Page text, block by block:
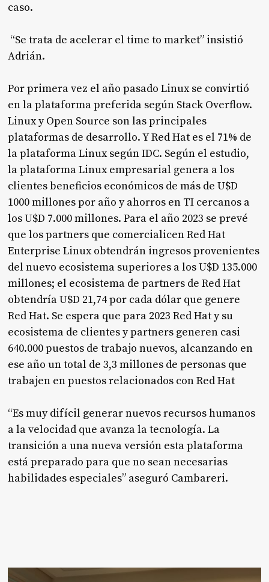
caso.
“Se trata de acelerar el time to market” insistió
Adrián.
Por primera vez el año pasado Linux se convirtió
en la plataforma preferida según Stack Overflow.
Linux y Open Source son las principales
plataformas de desarrollo. Y Red Hat es el 71% de
la plataforma Linux según IDC. Según el estudio,
la plataforma Linux empresarial genera a los
clientes beneficios económicos de más de U$D
1000 millones por año y ahorros en TI cercanos a
los U$D 7.000 millones. Para el año 2023 se prevé
que los partners que comercialicen Red Hat
Enterprise Linux obtendrán ingresos provenientes
del nuevo ecosistema superiores a los U$D 135.000
millones; el ecosistema de partners de Red Hat
obtendría U$D 21,74 por cada dólar que genere
Red Hat. Se espera que para 2023 Red Hat y su
ecosistema de clientes y partners generen casi
640.000 puestos de trabajo nuevos, alcanzando en
ese año un total de 3,3 millones de personas que
trabajen en puestos relacionados con Red Hat
“Es muy difícil generar nuevos recursos humanos
a la velocidad que avanza la tecnología. La
transición a una nueva versión esta plataforma
está preparado para que no sean necesarias
habilidades especiales” aseguró Cambareri.